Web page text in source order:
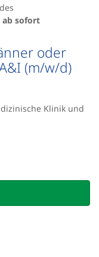
oder
(m/w/d)
Klinik und
des
ab sofort